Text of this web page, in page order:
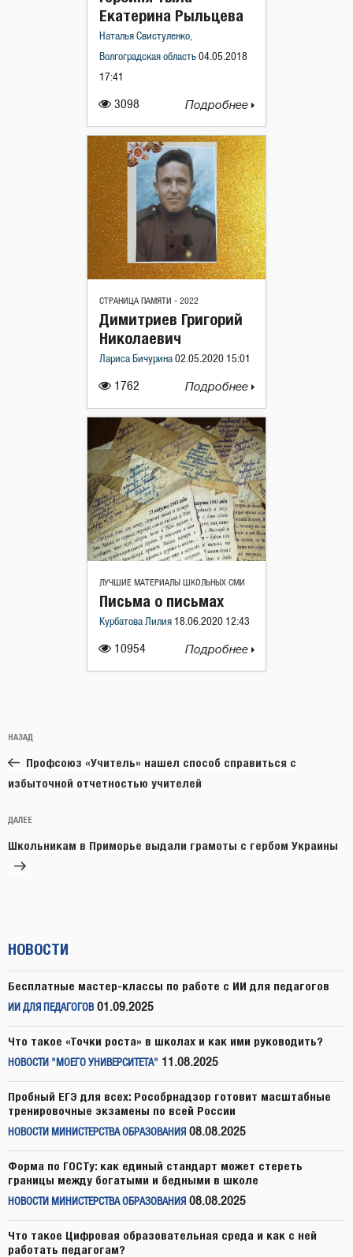
3098
Екатерина Рыльцева
Наталья Свистуленко,
Волгоградская область 04.05.2018
17:41
Подробнее
СТРАНИЦА ПАМЯТИ - 2022
1762
Димитриев Григорий
Николаевич
Лариса Бичурина 02.05.2020 15:01
Подробнее
ЛУЧШИЕ МАТЕРИАЛЫ ШКОЛЬНЫХ СМИ
10954
Письма о письмах
Курбатова Лилия 18.06.2020 12:43
Подробнее
по
записям
Предыдущая
запись:
НАЗАД
Профсоюз «Учитель» нашел способ справиться с
избыточной отчетностью учителей
Следующая
запись
ДАЛЕЕ
Школьникам в Приморье выдали грамоты с гербом Украины
НОВОСТИ
Бесплатные мастер-классы по работе с ИИ для педагогов
ИИ ДЛЯ ПЕДАГОГОВ 01.09.2025
Что такое «Точки роста» в школах и как ими руководить?
НОВОСТИ "МОЕГО УНИВЕРСИТЕТА" 11.08.2025
Пробный ЕГЭ для всех: Рособрнадзор готовит масштабные
тренировочные экзамены по всей России
НОВОСТИ МИНИСТЕРСТВА ОБРАЗОВАНИЯ 08.08.2025
Форма по ГОСТу: как единый стандарт может стереть
границы между богатыми и бедными в школе
НОВОСТИ МИНИСТЕРСТВА ОБРАЗОВАНИЯ 08.08.2025
Что такое Цифровая образовательная среда и как с ней
работать педагогам?